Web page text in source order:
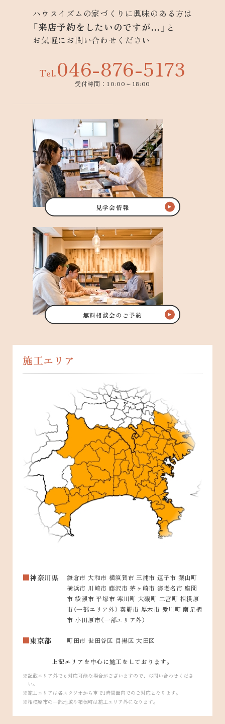
ハウスイズムの家づくりに興味のある方は
「来店予約をしたいのですが…」 と
お気軽にお問い合わせください
Tel.046-876-5173
受付時間：10:00～18:00
見学会情報
無料相談会のご予約
施工エリア
神奈川県
鎌倉市 大和市 横須賀市 三浦市 逗子市 葉山町
横浜市 川崎市 藤沢市 茅ヶ崎市 海老名市 座間
市 綾瀬市 平塚市 寒川町 大磯町 二宮町 相模原
市（一部エリア外） 秦野市 厚木市 愛川町 南足柄
市 小田原市（一部エリア外）
東京都 町田市 世田谷区 目黒区 大田区
上記エリアを中心に施工をしております。
記載エリア外でも対応可能な場合がございますので、お問い合わせくださ
い。
施工エリアは各スタジオから車で1時間圏内でのご対応となります。
相模原市の一部地域や箱根町は施工エリア外になります。